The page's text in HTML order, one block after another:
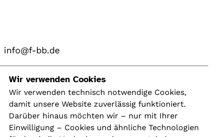
info@f-bb.de
Navigation
Kontakt
Presse
Wir verwenden Cookies
Wir verwenden technisch notwendige Cookies,
damit unsere Website zuverlässig funktioniert.
Darüber hinaus möchten wir – nur mit Ihrer
Einwilligung – Cookies und ähnliche Technologien